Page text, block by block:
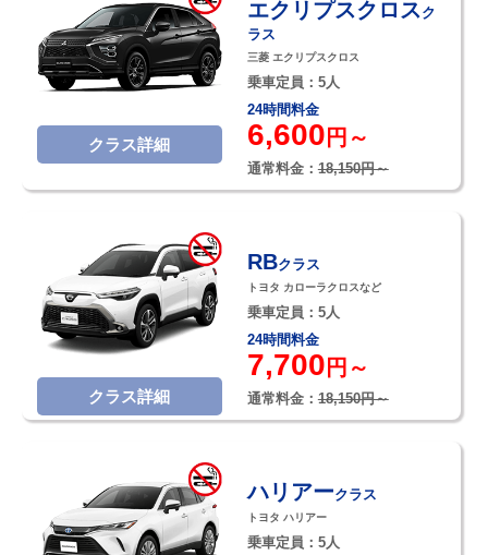
クラス詳細
エクリプスクロスク
ラス
三菱 エクリプスクロス
乗車定員：5人
24時間料金
6,600 円～
通常料金：18,150円～
クラス詳細
RBクラス
トヨタ カローラクロスなど
乗車定員：5人
24時間料金
7,700 円～
通常料金：18,150円～
ハリアークラス
トヨタ ハリアー
乗車定員：5人